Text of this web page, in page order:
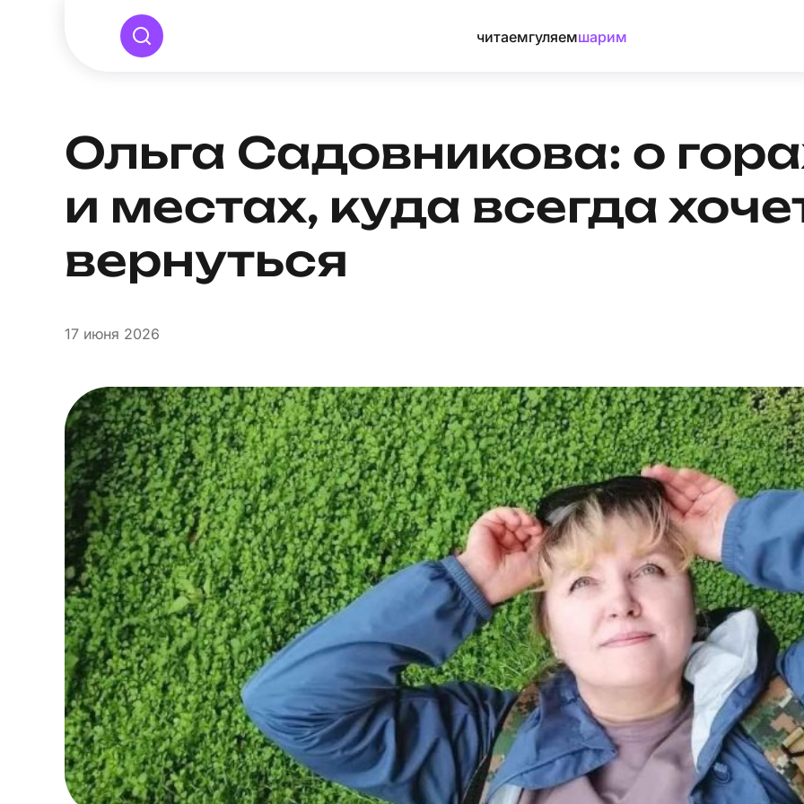
читаемгуляемшарим
Ольга Садовникова: о
и местах, куда всегда
вернуться
17 июня 2026